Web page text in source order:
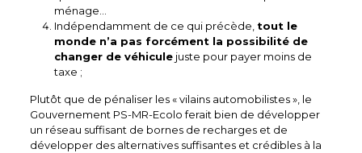
ménage…
Indépendamment de ce qui précède, tout le
monde n’a pas forcément la possibilité de
changer de véhiculejuste pour payer moins de
taxe ;
Plutôt que de pénaliser les « vilains automobilistes », le
Gouvernement PS-MR-Ecolo ferait bien de développer
un réseau suffisant de bornes de recharges et de
développer des alternatives suffisantes et crédibles à la